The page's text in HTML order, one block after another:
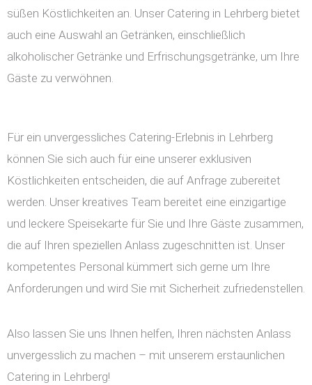
süßen Köstlichkeiten an. Unser Catering in Lehrberg bietet
auch eine Auswahl an Getränken, einschließlich
alkoholischer Getränke und Erfrischungsgetränke, um Ihre
Gäste zu verwöhnen.
Für ein unvergessliches Catering-Erlebnis in Lehrberg
können Sie sich auch für eine unserer exklusiven
Köstlichkeiten entscheiden, die auf Anfrage zubereitet
werden. Unser kreatives Team bereitet eine einzigartige
und leckere Speisekarte für Sie und Ihre Gäste zusammen,
die auf Ihren speziellen Anlass zugeschnitten ist. Unser
kompetentes Personal kümmert sich gerne um Ihre
Anforderungen und wird Sie mit Sicherheit zufriedenstellen.
Also lassen Sie uns Ihnen helfen, Ihren nächsten Anlass
unvergesslich zu machen – mit unserem erstaunlichen
Catering in Lehrberg!